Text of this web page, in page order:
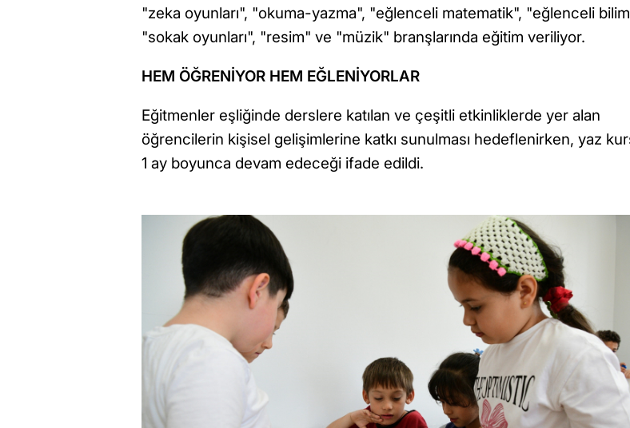
"zeka oyunları", "okuma-yazma", "eğlenceli matematik", "eğlenceli
"sokak oyunları", "resim" ve "müzik" branşlarında eğitim veriliyor.
HEM ÖĞRENİYOR HEM EĞLENİYORLAR
Eğitmenler eşliğinde derslere katılan ve çeşitli etkinliklerde yer alan
öğrencilerin kişisel gelişimlerine katkı sunulması hedeflenirken, yaz
1 ay boyunca devam edeceği ifade edildi.